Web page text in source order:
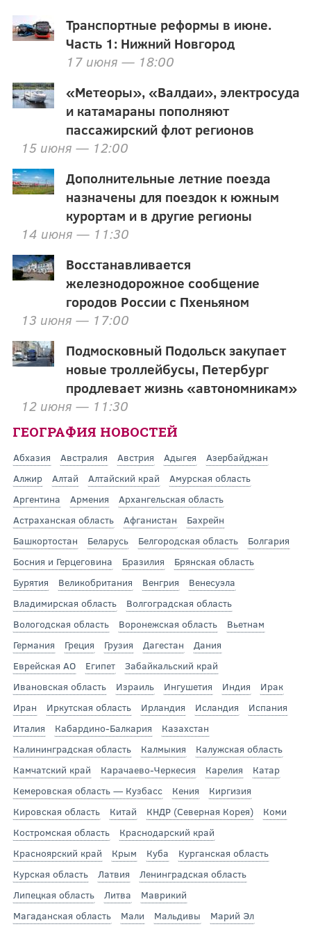
Транспортные реформы в июне.
Часть 1: Нижний Новгород
17 июня — 18:00
«Метеоры», «Валдаи», электросуда
и катамараны пополняют
пассажирский флот регионов
15 июня — 12:00
Дополнительные летние поезда
назначены для поездок к южным
курортам и в другие регионы
14 июня — 11:30
Восстанавливается
железнодорожное сообщение
городов России с Пхеньяном
13 июня — 17:00
Подмосковный Подольск закупает
новые троллейбусы, Петербург
продлевает жизнь «автономникам»
12 июня — 11:30
ГЕОГРАФИЯ НОВОСТЕЙ
Абхазия Австралия Австрия Адыгея
Азербайджан
Алжир
Алтай Алтайский край
Амурская область
Аргентина
Армения
Архангельская область
Астраханская область
Афганистан
Бахрейн
Башкортостан
Беларусь Белгородская область
Болгария
Босния и Герцеговина
Бразилия
Брянская область
Бурятия
Великобритания Венгрия
Венесуэла
Владимирская область
Волгоградская область
Вологодская область
Воронежская область
Вьетнам
Германия
Греция Грузия Дагестан
Дания
Еврейская АО
Египет
Забайкальский край
Ивановская область
Израиль Ингушетия Индия
Ирак
Иран
Иркутская область Ирландия Исландия
Испания
Италия
Кабардино-Балкария
Казахстан
Калининградская область
Калмыкия
Калужская область
Камчатский край
Карачаево-Черкесия Карелия
Катар
Кемеровская область — Кузбасс
Кения
Киргизия
Кировская область
Китай КНДР (Северная Корея)
Коми
Костромская область
Краснодарский край
Красноярский край
Крым Куба
Курганская область
Курская область
Латвия
Ленинградская область
Липецкая область
Литва
Маврикий
Магаданская область
Мали Мальдивы
Марий Эл